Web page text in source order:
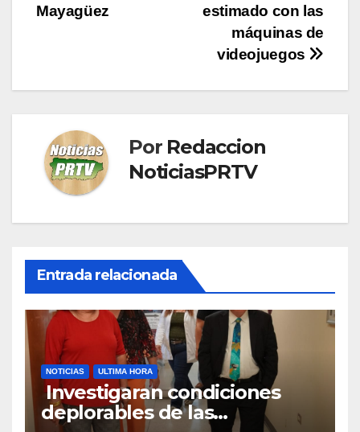
entradas
estimado con las
máquinas de
videojuegos
Mayagüez
Por Redaccion
NoticiasPRTV
Entrada relacionada
NOTICIAS ULTIMA HORA
Investigaran condiciones
deplorables de las